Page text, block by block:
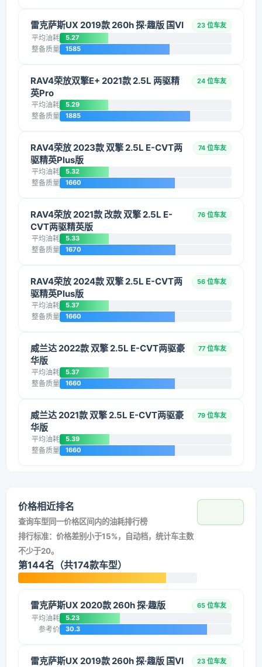
雷克萨斯UX 2019款 260h 探·趣版 国VI 23 位车友
平均油耗 5.27
整备质量 1585
RAV4荣放双擎E+ 2021款 2.5L 两驱精
英Pro
24 位车友
平均油耗 5.29
整备质量 1885
RAV4荣放 2023款 双擎 2.5L E-CVT两
驱精英Plus版
74 位车友
平均油耗 5.32
整备质量 1660
RAV4荣放 2021款 改款 双擎 2.5L E-
CVT两驱精英版
76 位车友
平均油耗 5.33
整备质量 1670
RAV4荣放 2024款 双擎 2.5L E-CVT两
驱精英Plus版
56 位车友
平均油耗 5.37
整备质量 1660
威兰达 2022款 双擎 2.5L E-CVT两驱豪
华版
77 位车友
平均油耗 5.37
整备质量 1660
威兰达 2021款 双擎 2.5L E-CVT两驱豪
华版
79 位车友
平均油耗 5.39
整备质量 1660
价格相近排名
查询车型同一价格区间内的油耗排行榜
排行标准：价格差别小于15%，自动档，统计车主数
不少于20。
第144名（共174款车型）
雷克萨斯UX 2020款 260h 探·趣版 65 位车友
平均油耗 5.23
参考价 30.3
雷克萨斯UX 2019款 260h 探·趣版 国VI 23 位车友